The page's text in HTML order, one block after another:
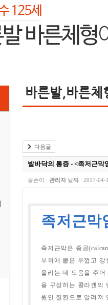
바른발,바른체
다음글
발바닥의 통증 - <족저근막
글쓴이 : 관리자 날짜 : 2017-04-
족저근
족저근막은 종골
부위에 붙은 두껍고
올리는 데 도움을 주
을 구성하는 콜라겐의
원인 질환으로 알려져